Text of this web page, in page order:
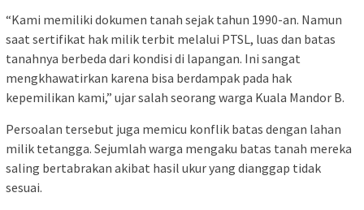
“Kami memiliki dokumen tanah sejak tahun 1990-an. Namun
saat sertifikat hak milik terbit melalui PTSL, luas dan batas
tanahnya berbeda dari kondisi di lapangan. Ini sangat
mengkhawatirkan karena bisa berdampak pada hak
kepemilikan kami,” ujar salah seorang warga Kuala Mandor B.
Persoalan tersebut juga memicu konflik batas dengan lahan
milik tetangga. Sejumlah warga mengaku batas tanah mereka
saling bertabrakan akibat hasil ukur yang dianggap tidak
sesuai.